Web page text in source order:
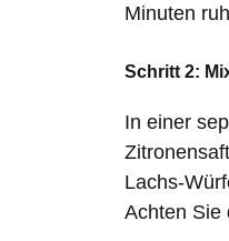
Minuten
Schritt 2:
In einer
Lachs-
Achten Sie